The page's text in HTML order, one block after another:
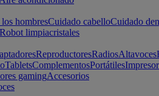
hombresCuidado cabelloCuidado
Robot limpiacristales
ReproductoresRadiosAltavoces
TabletsComplementosPortátiles
gamingAccesorios